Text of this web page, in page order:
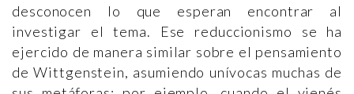
desconocen lo que esperan encontrar al
investigar el tema. Ese reduccionismo se ha
ejercido de manera similar sobre el pensamiento
de Wittgenstein, asumiendo unívocas muchas de